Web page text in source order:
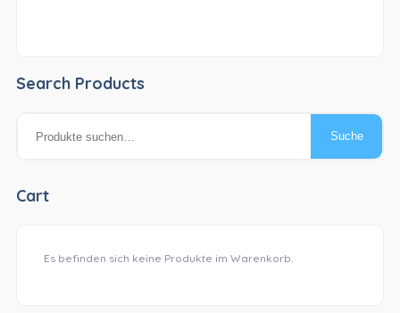
Search Products
nach:
Suche
Cart
Es befinden sich keine Produkte im Warenkorb.